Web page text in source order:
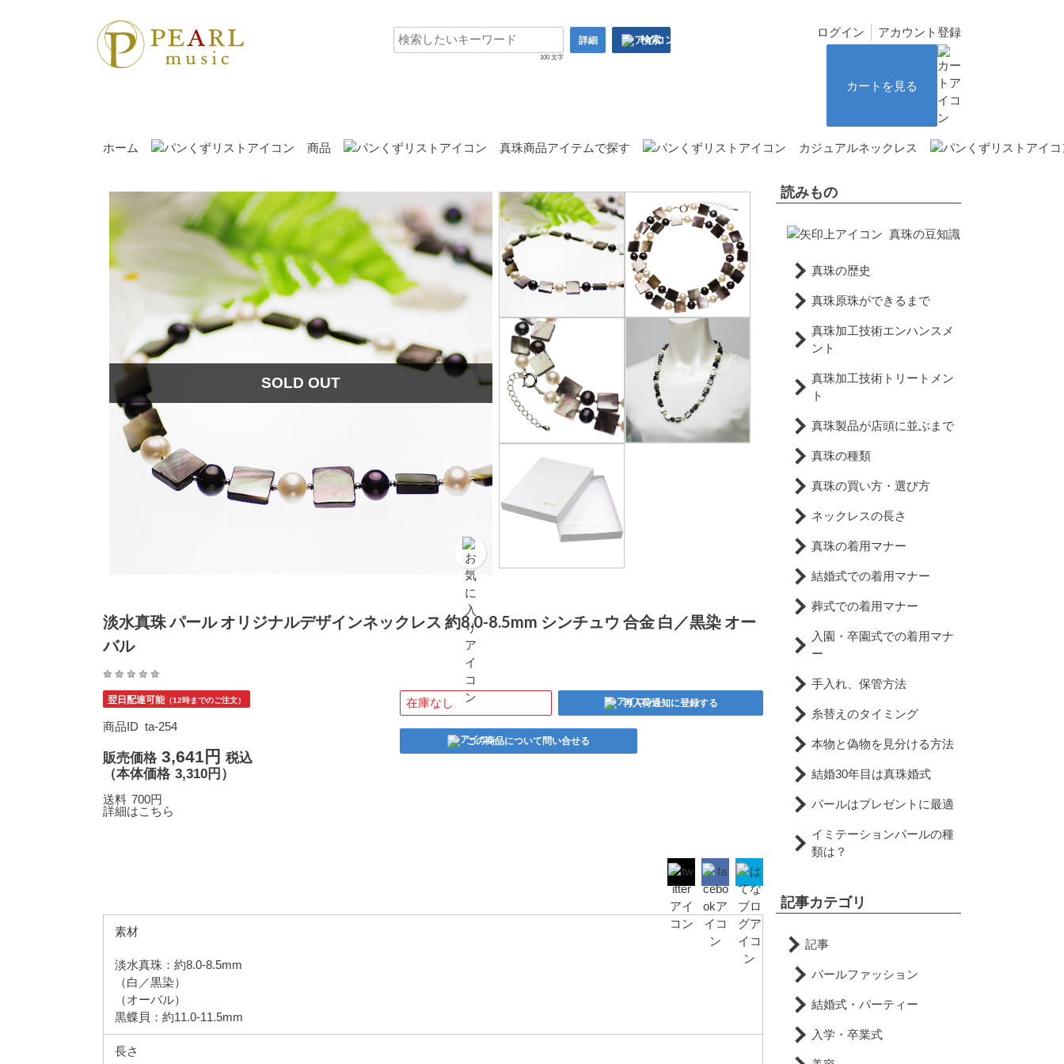
100 文字
詳細 検索
ログイン アカウント登録
カートを見る
ホーム 商品 真珠商品アイテムで探す カジュアルネックレス
SOLD OUT
淡水真珠 パール オリジナルデザインネックレス 約8.0-8.5mm シンチュウ 合金 白／黒染 オー
バル
翌日配達可能（12時までのご注文）
商品ID ta-254
販売価格 3,641円 税込
（本体価格 3,310円）
送料 700円
詳細はこちら
在庫なし 再入荷通知に登録する
この商品について問い合せる
素材
淡水真珠：約8.0-8.5mm
（白／黒染）
（オーバル）
黒蝶貝：約11.0-11.5mm
長さ
読みもの
真珠の豆知識
真珠の歴史
真珠原珠ができるまで
真珠加工技術エンハンスメ
ント
真珠加工技術トリートメン
ト
真珠製品が店頭に並ぶまで
真珠の種類
真珠の買い方・選び方
ネックレスの長さ
真珠の着用マナー
結婚式での着用マナー
葬式での着用マナー
入園・卒園式での着用マナ
ー
手入れ、保管方法
糸替えのタイミング
本物と偽物を見分ける方法
結婚30年目は真珠婚式
パールはプレゼントに最適
イミテーションパールの種
類は？
記事カテゴリ
記事
パールファッション
結婚式・パーティー
入学・卒業式